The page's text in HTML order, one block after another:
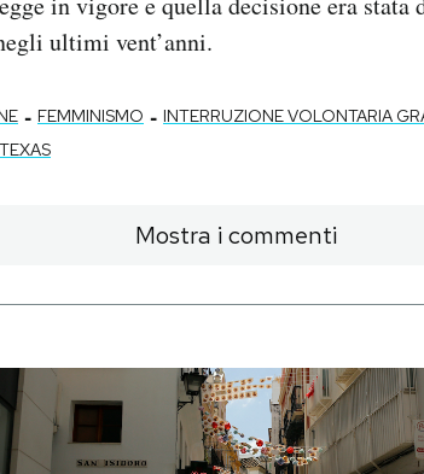
ultimi vent’anni.
- FEMMINISMO - INTERRUZIONE VOLONTARIA
TEXAS
Mostra i commenti